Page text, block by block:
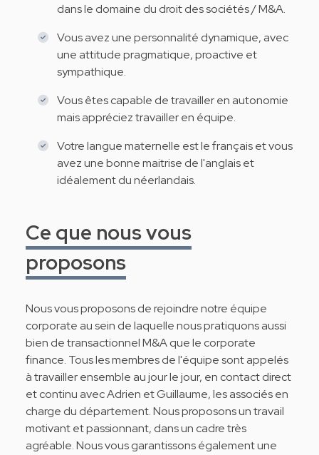
dans le domaine du droit des sociétés / M&A.
Vous avez une personnalité dynamique, avec
une attitude pragmatique, proactive et
sympathique.
Vous êtes capable de travailler en autonomie
mais appréciez travailler en équipe.
Votre langue maternelle est le français et vous
avez une bonne maitrise de l'anglais et
idéalement du néerlandais.
Ce que nous vous
proposons
Nous vous proposons de rejoindre notre équipe
corporate au sein de laquelle nous pratiquons aussi
bien de transactionnel M&A que le corporate
finance. Tous les membres de l'équipe sont appelés
à travailler ensemble au jour le jour, en contact direct
et continu avec Adrien et Guillaume, les associés en
charge du département. Nous proposons un travail
motivant et passionnant, dans un cadre très
agréable. Nous vous garantissons également une